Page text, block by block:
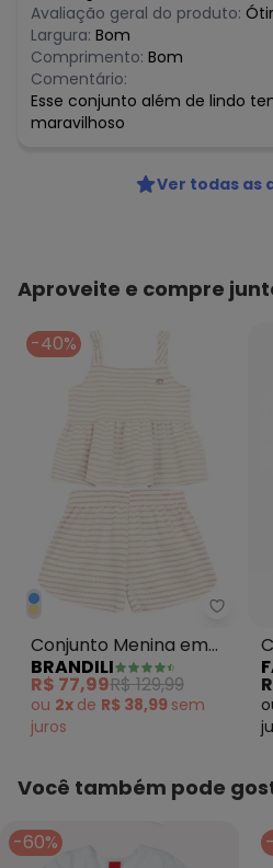
Avaliação geral do produto:
Largura: Bom
Comprimento: Bom
Comentário:
Esse conjunto além de lindo
maravilhoso
Ver todas as
Aproveite e compre
-40%
Conjunto Menina em
Tecido Especial Natural
BRANDILI
R$ 77,99R$ 129,99
ou 2x de R$ 38,99 sem
juros
Você também pode
-60%